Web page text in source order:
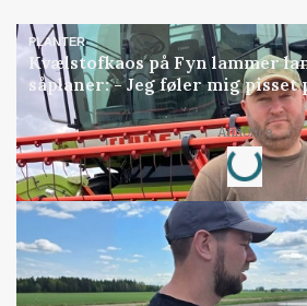
PLANTER
Kvælstofkaos på Fyn lammer
såplaner: - Jeg føler mig pisset
Annonce
Loading...